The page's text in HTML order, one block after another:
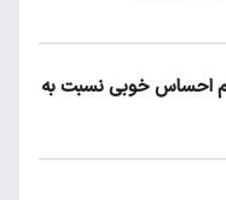
هم احساس خوبی نسبت به